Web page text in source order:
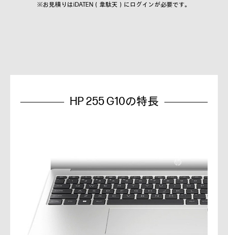
※お見積りはiDATEN（韋駄天）にログインが必要です。
HP 255 G10の特長